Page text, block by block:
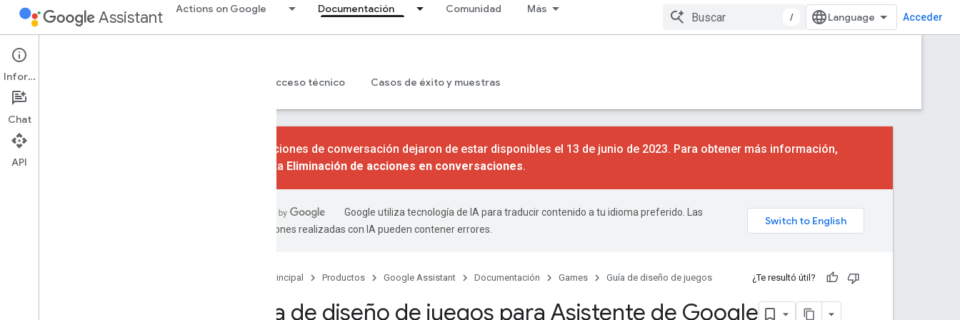
Assistant Actions on Google Documentación Comunidad Más
/ Acceder
Games
Página principal Acceso técnico Casos de éxito y muestras
Las acciones de conversación dejaron de estar disponibles el 13 de junio de 2023. Para obtener más información,
consulta Eliminación de acciones en conversaciones.
Google utiliza tecnología de IA para traducir contenido a tu idioma preferido. Las
traducciones realizadas con IA pueden contener errores.
Página principal Productos Google Assistant Documentación Games Guía de diseño de juegos ¿Te resultó útil?
Guía de diseño de juegos para Asistente de Google
Información
Chat
API